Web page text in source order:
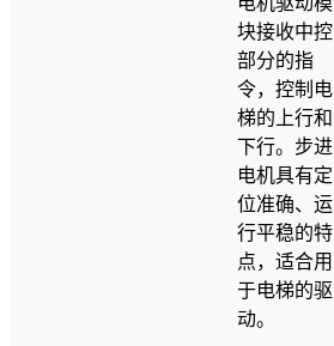
块接收中控
部分的指
令，控制电
梯的上行和
下行。步进
电机具有定
位准确、运
行平稳的特
点，适合用
于电梯的驱
动。